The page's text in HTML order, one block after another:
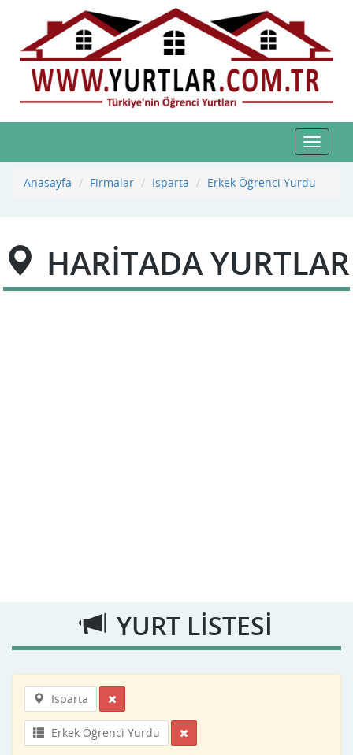
Toggle
Anasayfa
Firmalar Isparta Erkek Öğrenci Yurdu
HARİTADA YURTLAR
YURT LİSTESİ
Isparta
Erkek Öğrenci Yurdu